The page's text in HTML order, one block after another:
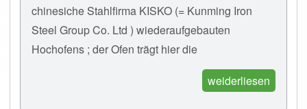
chinesiche Stahlfirma KISKO (= Kunming Iron
Steel Group Co. Ltd ) wiederaufgebauten
Hochofens ; der Ofen trägt hier die
weiderliesen